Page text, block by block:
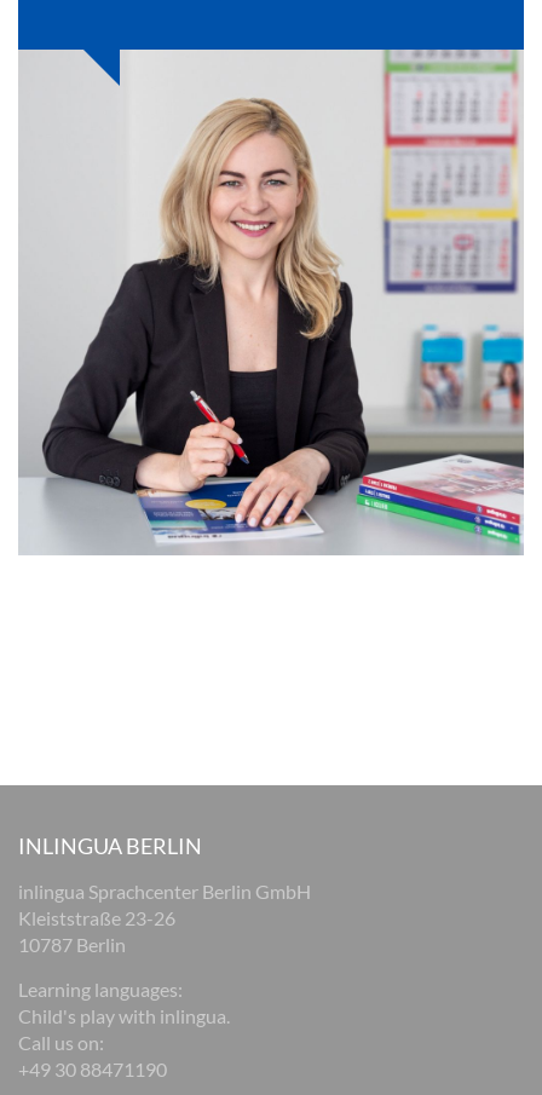
INLINGUA BERLIN
inlingua Sprachcenter Berlin GmbH
Kleiststraße 23-26
10787 Berlin
Learning languages:
Child's play with inlingua.
Call us on:
+49 30 88471190